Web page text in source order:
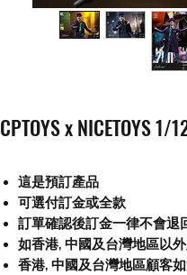
CPTOYS x NICETOYS
這是預訂產品
可選付訂金或全款
訂單確認後訂金一律不會退
如香港, 中國及台灣地區以
香港, 中國及台灣地區顧客